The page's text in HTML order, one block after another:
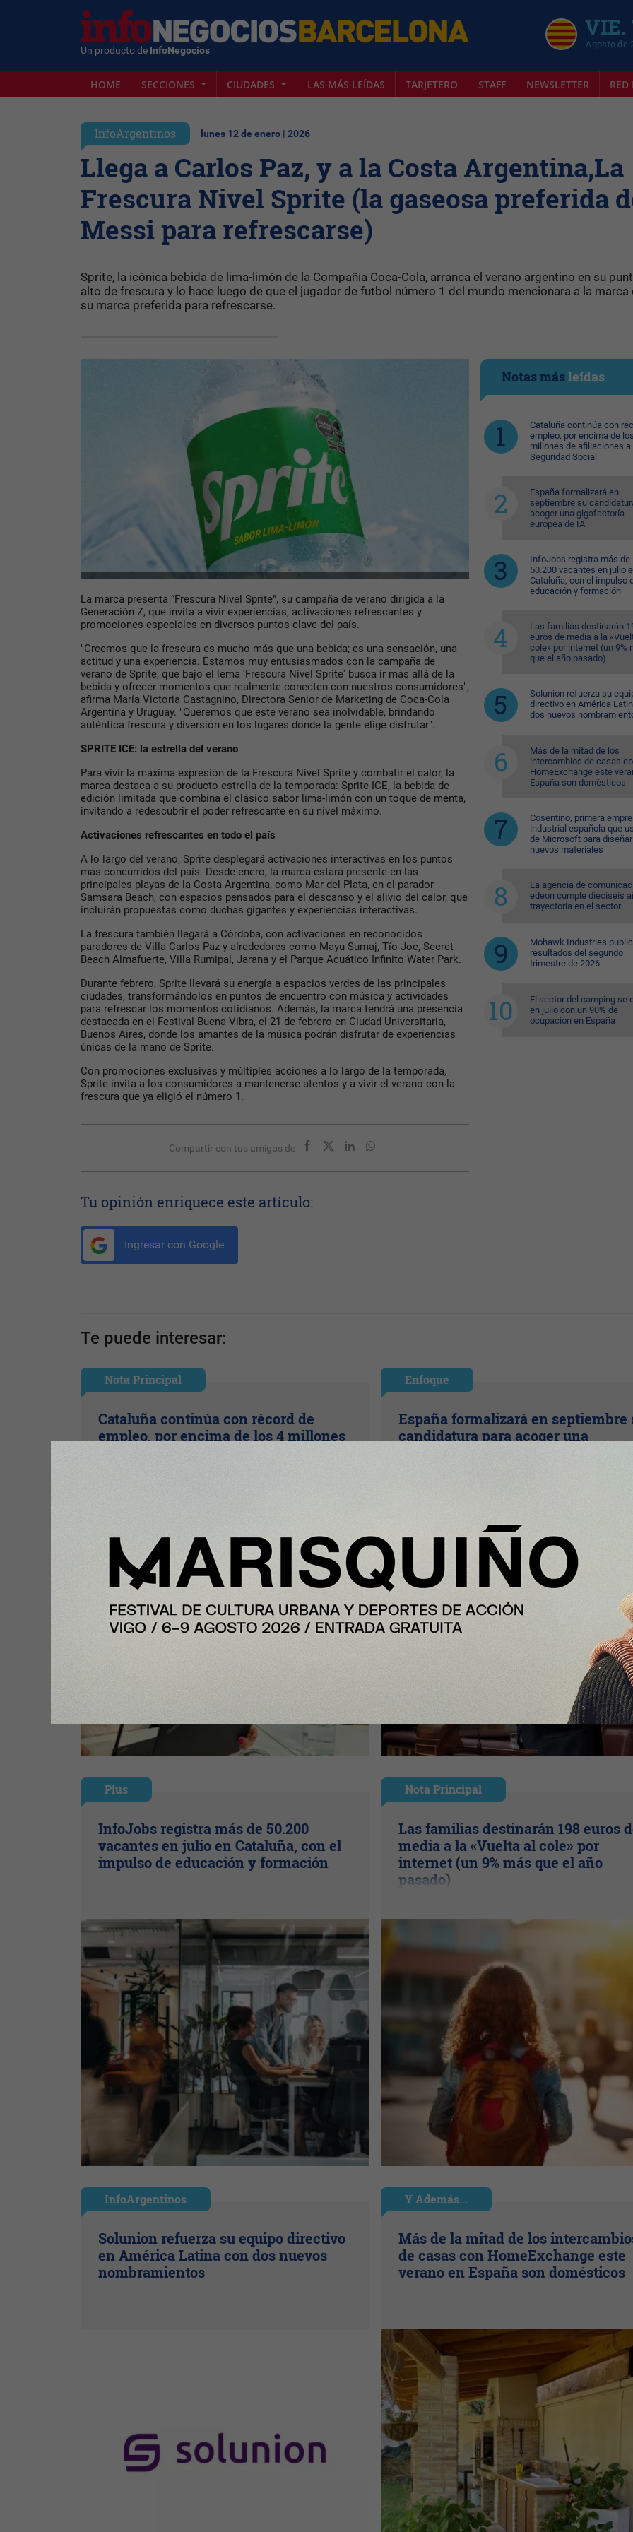
Un producto de InfoNegocios
VIE.
Agosto de
HOME SECCIONES CIUDADES LAS MÁS LEÍDAS TARJETERO STAFF NEWSLETTER
InfoArgentinos lunes 12 de enero | 2026
Llega a Carlos Paz, y a la Costa Argentina,La
Frescura Nivel Sprite (la gaseosa preferida
Messi para refrescarse)
Sprite, la icónica bebida de lima-limón de la Compañía Coca-Cola, arranca el verano argentino en su
alto de frescura y lo hace luego de que el jugador de futbol número 1 del mundo mencionara a la
su marca preferida para refrescarse.
La marca presenta “Frescura Nivel Sprite”, su campaña de verano dirigida a la
Generación Z, que invita a vivir experiencias, activaciones refrescantes y
promociones especiales en diversos puntos clave del país.
"Creemos que la frescura es mucho más que una bebida; es una sensación, una
actitud y una experiencia. Estamos muy entusiasmados con la campaña de
verano de Sprite, que bajo el lema 'Frescura Nivel Sprite' busca ir más allá de la
bebida y ofrecer momentos que realmente conecten con nuestros consumidores",
afirma María Victoria Castagnino, Directora Senior de Marketing de Coca-Cola
Argentina y Uruguay. "Queremos que este verano sea inolvidable, brindando
auténtica frescura y diversión en los lugares donde la gente elige disfrutar".
SPRITE ICE: la estrella del verano
Para vivir la máxima expresión de la Frescura Nivel Sprite y combatir el calor, la
marca destaca a su producto estrella de la temporada: Sprite ICE, la bebida de
edición limitada que combina el clásico sabor lima-limón con un toque de menta,
invitando a redescubrir el poder refrescante en su nivel máximo.
Activaciones refrescantes en todo el país
A lo largo del verano, Sprite desplegará activaciones interactivas en los puntos
más concurridos del país. Desde enero, la marca estará presente en las
principales playas de la Costa Argentina, como Mar del Plata, en el parador
Samsara Beach, con espacios pensados para el descanso y el alivio del calor, que
incluirán propuestas como duchas gigantes y experiencias interactivas.
La frescura también llegará a Córdoba, con activaciones en reconocidos
paradores de Villa Carlos Paz y alrededores como Mayu Sumaj, Tío Joe, Secret
Beach Almafuerte, Villa Rumipal, Jarana y el Parque Acuático Infinito Water Park.
Durante febrero, Sprite llevará su energía a espacios verdes de las principales
ciudades, transformándolos en puntos de encuentro con música y actividades
para refrescar los momentos cotidianos. Además, la marca tendrá una presencia
destacada en el Festival Buena Vibra, el 21 de febrero en Ciudad Universitaria,
Buenos Aires, donde los amantes de la música podrán disfrutar de experiencias
únicas de la mano de Sprite.
Con promociones exclusivas y múltiples acciones a lo largo de la temporada,
Sprite invita a los consumidores a mantenerse atentos y a vivir el verano con la
frescura que ya eligió el número 1.
Compartir con tus amigos de
Tu opinión enriquece este artículo:
Ingresar con Google
Notas másleídas
Cataluña continúa con
empleo, por encima de
millones de afiliaciones a
Seguridad Social
España formalizará en
septiembre su
acoger una gigafactoría
europea de IA
InfoJobs registra más de
50.200 vacantes en julio
Cataluña, con el impulso
educación y formación
Las familias destinarán
euros de media a la
cole» por internet (un 9%
que el año pasado)
Solunion refuerza su
directivo en América
dos nuevos
Más de la mitad de los
intercambios de casas
HomeExchange este
España son domésticos
Cosentino, primera
industrial española que
de Microsoft para diseñar
nuevos materiales
La agencia de
edeon cumple dieciséis
trayectoria en el sector
Mohawk Industries
resultados del segundo
trimestre de 2026
El sector del camping se
en julio con un 90% de
ocupación en España
Te puede interesar:
Nota Principal
Cataluña continúa con récord de
empleo, por encima de los 4 millones
Enfoque
España formalizará en septiembre
candidatura para acoger una
Plus
InfoJobs registra más de 50.200
vacantes en julio en Cataluña, con el
impulso de educación y formación
Nota Principal
Las familias destinarán 198 euros
media a la «Vuelta al cole» por
internet (un 9% más que el año
pasado)
InfoArgentinos
Solunion refuerza su equipo directivo
en América Latina con dos nuevos
nombramientos
Y Además...
Más de la mitad de los
de casas con HomeExchange este
verano en España son domésticos